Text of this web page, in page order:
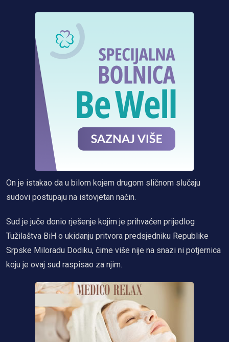
On je istakao da u bilom kojem drugom sličnom slučaju
sudovi postupaju na istovjetan način.
Sud je juče donio rješenje kojim je prihvaćen prijedlog
Tužilaštva BiH o ukidanju pritvora predsjedniku Republike
Srpske Miloradu Dodiku, čime više nije na snazi ni potjernica
koju je ovaj sud raspisao za njim.